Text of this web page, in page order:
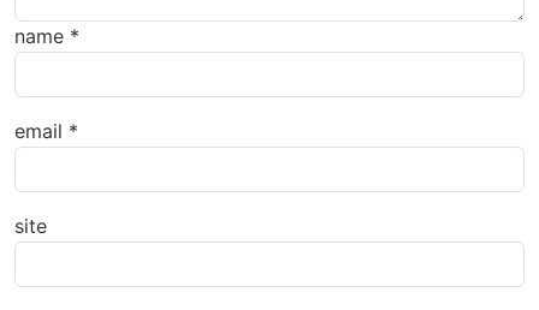
name *
email *
site